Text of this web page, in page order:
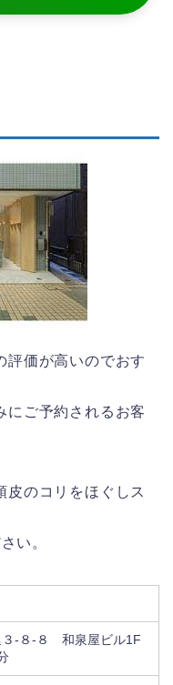
評価が高いのでおす
にご予約されるお客
皮のコリをほぐしス
い。
３-８-８ 和泉屋ビル1F